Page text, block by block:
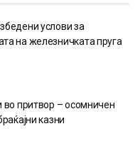
услови за
на железничката пруга
во притвор – осомничен
казни